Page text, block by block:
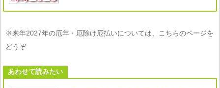
※来年2027年の厄年・厄除け厄払いについては、こちらのページを
どうぞ
あわせて読みたい